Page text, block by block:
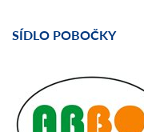
SÍDLO POBOČKY